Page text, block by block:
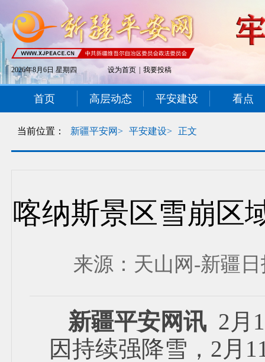
2026年8月6日 星期四 设为首页 我要投稿
首页 高层动态 平安建设 看点
当前位置： 新疆平安网> 平安建设> 正文
喀纳斯景区雪崩区
来源：天山网-新疆
新疆平安网讯 2月
因持续强降雪，2月